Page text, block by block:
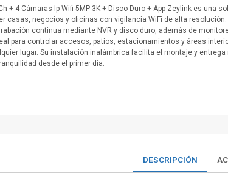
+ 4 Cámaras Ip Wifi 5MP 3K + Disco Duro + App Zeylink es una
casas, negocios y oficinas con vigilancia WiFi de alta
continua mediante NVR y disco duro, además de
para controlar accesos, patios, estacionamientos y áreas
lugar. Su instalación inalámbrica facilita el montaje y entrega
desde el primer día.
DESCRIPCIÓN